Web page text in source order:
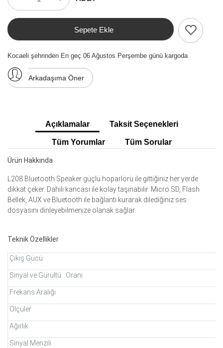
Sepete Ekle
Kocaeli şehrinden En geç 06 Ağustos Perşembe günü kargoda
Arkadaşıma Öner
Açıklamalar Taksit Seçenekleri
Tüm Yorumlar Tüm Sorular
Ürün Hakkında
L208 Bluetooth Speaker güçlü hoparlörü ile gittiğiniz her yerde
dikkat çeker. Dahili kancası ile kolay taşınabilir. Micro SD, Flash
Bellek, AUX ve Bluetooth ile bağlantı kurarak dilediğiniz ses
dosyasını dinleyebilmenize olanak sağlar.
Teknik Özellikler
Çıkış Gücü
Sinyal ve Gürültü Oranı
Frekans Aralığı
Ölçüler
Ağırlık
Sinyal Menzili